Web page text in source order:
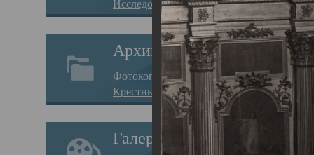
Исследования
Архив
Фотокопии дел
Крестные ходы
Галерея